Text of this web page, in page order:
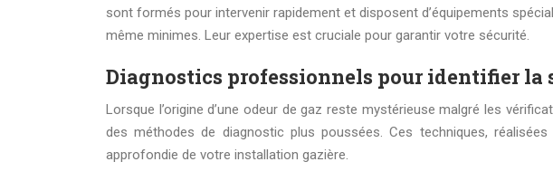
sont formés pour intervenir rapidement et disposent d’équipements
même minimes. Leur expertise est cruciale pour garantir votre sécurité.
Diagnostics professionnels pour identifier la
Lorsque l’origine d’une odeur de gaz reste mystérieuse malgré les
des méthodes de diagnostic plus poussées. Ces techniques,
approfondie de votre installation gazière.